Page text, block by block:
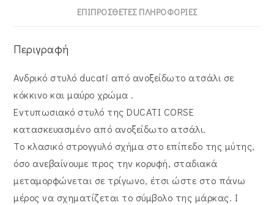
ΕΠΙΠΡΌΣΘΕΤΕΣ ΠΛΗΡΟΦΟΡΊΕΣ
Περιγραφή
Ανδρικό στυλό ducati από ανοξείδωτο ατσάλι σε
κόκκινο και μαύρο χρώμα .
Εντυπωσιακό στυλό της DUCATI CORSE
κατασκευασμένο από ανοξείδωτο ατσάλι.
Το κλασικό στρογγυλό σχήμα στο επίπεδο της μύτης,
όσο ανεβαίνουμε προς την κορυφή, σταδιακά
μεταμορφώνεται σε τρίγωνο, έτσι ώστε στο πάνω
μέρος να σχηματίζεται το σύμβολο της μάρκας. I